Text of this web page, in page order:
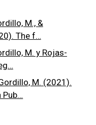
M., &
The f…
M. y Rojas-
M. (2021).
Pub…